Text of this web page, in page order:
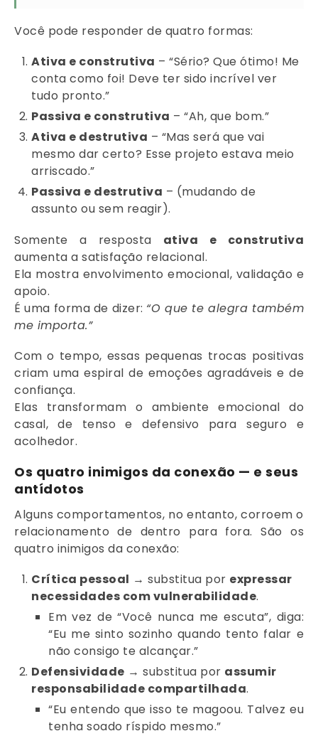
Você pode responder de quatro formas:
Ativa e construtiva – “Sério? Que ótimo! Me
conta como foi! Deve ter sido incrível ver
tudo pronto.”
Passiva e construtiva – “Ah, que bom.”
Ativa e destrutiva – “Mas será que vai
mesmo dar certo? Esse projeto estava meio
arriscado.”
Passiva e destrutiva – (mudando de
assunto ou sem reagir).
Somente a resposta ativa e construtiva
aumenta a satisfação relacional.
Ela mostra envolvimento emocional, validação e
apoio.
É uma forma de dizer: “O que te alegra também
me importa.”
Com o tempo, essas pequenas trocas positivas
criam uma espiral de emoções agradáveis e de
confiança.
Elas transformam o ambiente emocional do
casal, de tenso e defensivo para seguro e
acolhedor.
Os quatro inimigos da conexão — e seus
antídotos
Alguns comportamentos, no entanto, corroem o
relacionamento de dentro para fora. São os
quatro inimigos da conexão:
Crítica pessoal → substitua por expressar
necessidades com vulnerabilidade.
Em vez de “Você nunca me escuta”, diga:
“Eu me sinto sozinho quando tento falar e
não consigo te alcançar.”
Defensividade → substitua por assumir
responsabilidade compartilhada.
“Eu entendo que isso te magoou. Talvez eu
tenha soado ríspido mesmo.”